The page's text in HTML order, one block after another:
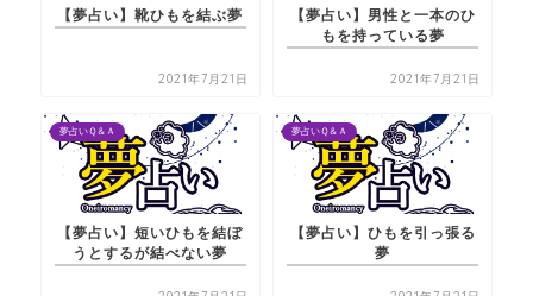
【夢占い】靴ひもを結ぶ夢
2021年7月21日
【夢占い】男性と一本のひ
もを持っている夢
2021年7月21日
夢占いＱ＆Ａ
【夢占い】短いひもを結ぼ
うとするが結べない夢
夢占いＱ＆Ａ
【夢占い】ひもを引っ張る
夢